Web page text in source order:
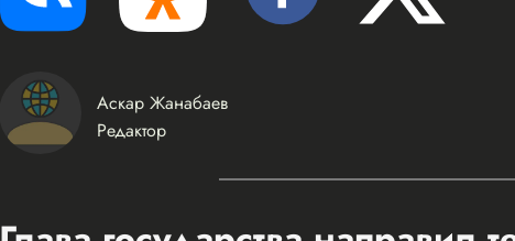
Аскар Жанабаев
Редактор